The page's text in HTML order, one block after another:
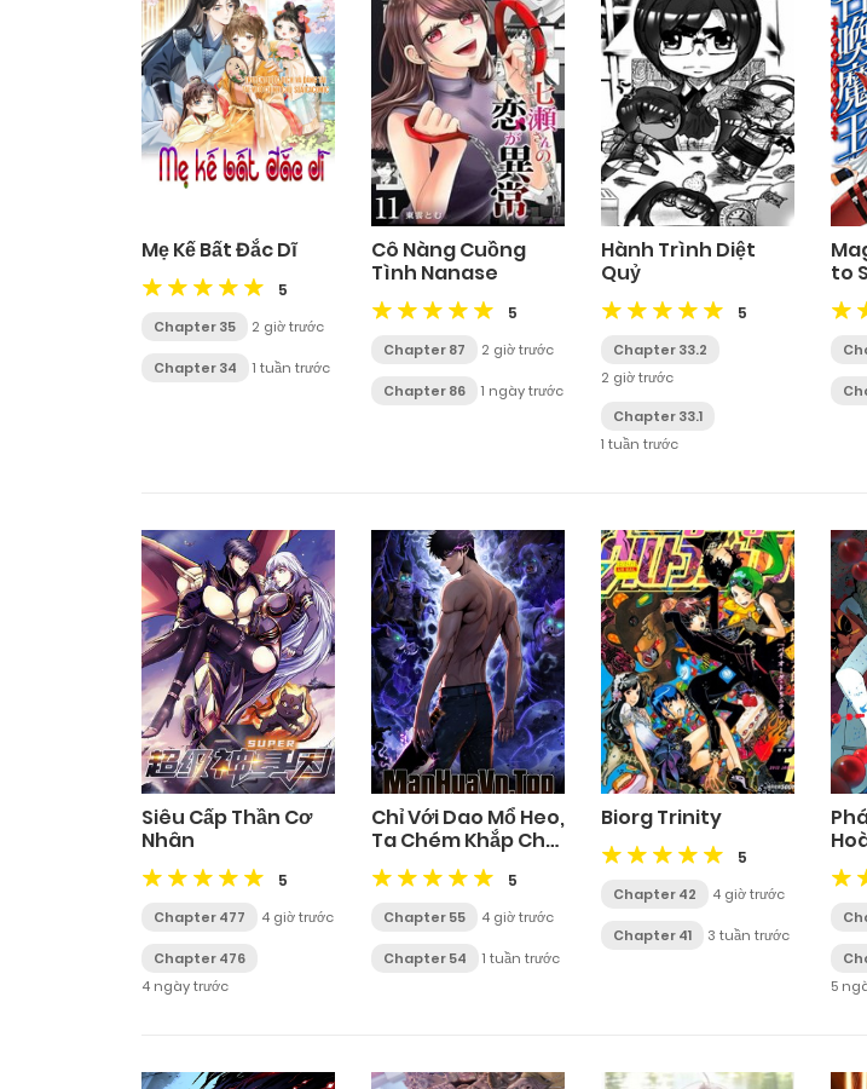
Mẹ Kế Bất Đắc Dĩ
5
Chapter 35 2 giờ trước
Chapter 34 1 tuần trước
Cô Nàng Cuồng
Tình Nanase
5
Chapter 87 2 giờ trước
Chapter 86 1 ngày trước
Hành Trình Diệt
Quỷ
5
Chapter 33.2
2 giờ trước
Chapter 33.1
1 tuần trước
to
Siêu Cấp Thần Cơ
Nhân
5
Chapter 477 4 giờ trước
Chapter 476
4 ngày trước
Chỉ Với Dao Mổ Heo,
Ta Chém Khắp Chư
Thiên Vạn Giới
5
Chapter 55 4 giờ trước
Chapter 54 1 tuần trước
Biorg Trinity
5
Chapter 42 4 giờ trước
Chapter 41 3 tuần trước
5